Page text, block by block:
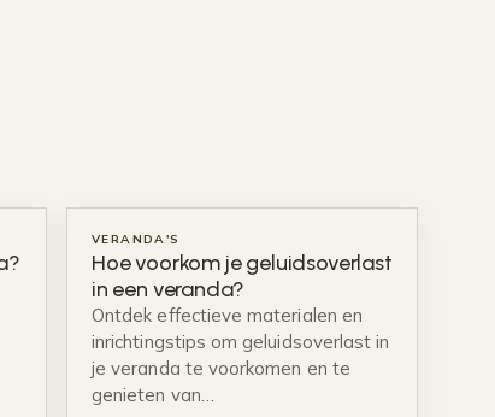
VERANDA'S
Hoe voorkom je geluidsoverlast
in een veranda?
Ontdek effectieve materialen en
inrichtingstips om geluidsoverlast in
je veranda te voorkomen en te
genieten van…